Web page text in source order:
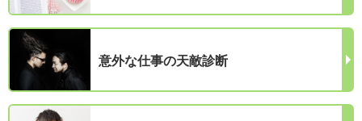
意外な仕事の天敵診断